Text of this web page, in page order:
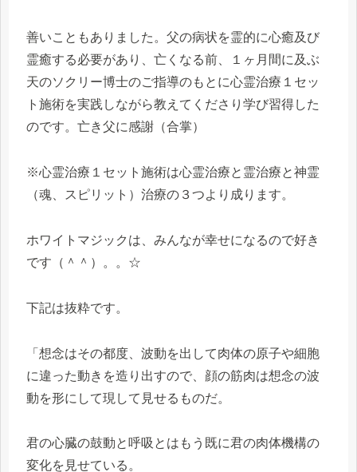
善いこともありました。父の病状を霊的に心癒及び
霊癒する必要があり、亡くなる前、１ヶ月間に及ぶ
天のソクリー博士のご指導のもとに心霊治療１セッ
ト施術を実践しながら教えてくださり学び習得した
のです。亡き父に感謝（合掌）
※心霊治療１セット施術は心霊治療と霊治療と神霊
（魂、スピリット）治療の３つより成ります。
ホワイトマジックは、みんなが幸せになるので好き
です（＾＾）。。☆
下記は抜粋です。
「想念はその都度、波動を出して肉体の原子や細胞
に違った動きを造り出すので、顔の筋肉は想念の波
動を形にして現して見せるものだ。
君の心臓の鼓動と呼吸とはもう既に君の肉体機構の
変化を見せている。